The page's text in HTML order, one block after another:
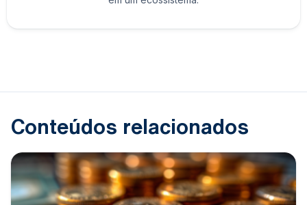
Conteúdos relacionados